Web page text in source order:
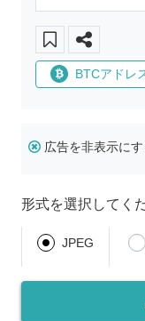
BTCアドレ
広告を非表示にす
形式を選択してく
JPEG